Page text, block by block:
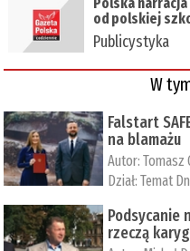
od polskiej
Publicystyka
W
Falstart
na blamażu
Autor:Tomasz
Dział:Temat
Podsycanie
rzeczą